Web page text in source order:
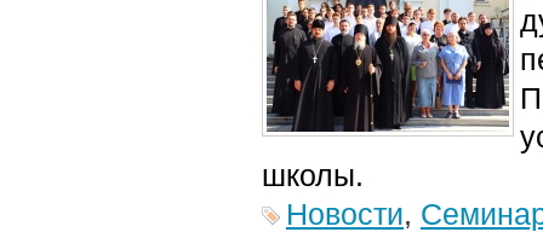
школы.
Новости,